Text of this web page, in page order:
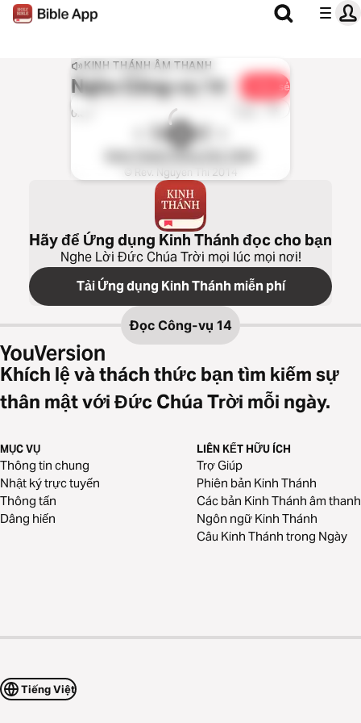
KINH THÁNH ÂM THANH
Nghe Công-vụ 14 Chia sẻ
0:00 1x
Kinh Thánh tiếng Việt 1934
© Rev. Nguyen Thi 2014
Hãy để Ứng dụng Kinh Thánh đọc cho bạn
Nghe Lời Đức Chúa Trời mọi lúc mọi nơi!
Tải Ứng dụng Kinh Thánh miễn phí
Đọc Công-vụ 14
Khích lệ và thách thức bạn tìm kiếm sự
thân mật với Đức Chúa Trời mỗi ngày.
MỤC VỤ
Thông tin chung
Nhật ký trực tuyến
Thông tấn
Dâng hiến
LIÊN KẾT HỮU ÍCH
Trợ Giúp
Phiên bản Kinh Thánh
Các bản Kinh Thánh âm thanh
Ngôn ngữ Kinh Thánh
Câu Kinh Thánh trong Ngày
Tiếng Việt